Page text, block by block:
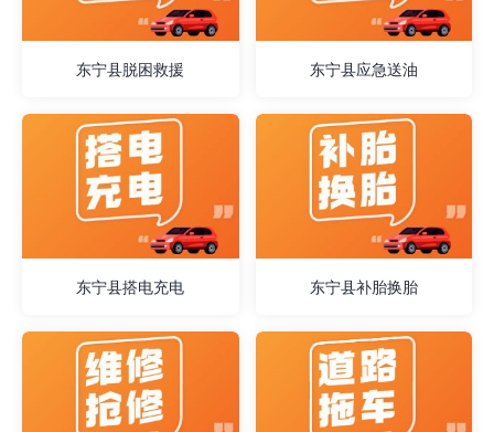
东宁县脱困救援 东宁县应急送油
东宁县搭电充电 东宁县补胎换胎